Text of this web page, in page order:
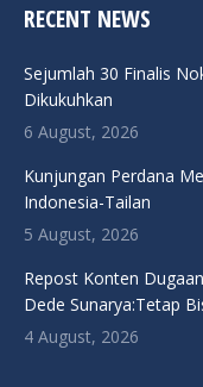
RECENT NEWS
Sejumlah 30 Finalis
Dikukuhkan
6 August, 2026
Kunjungan Perdana
Indonesia-Tailan
5 August, 2026
Repost Konten
Dede Sunarya:Tetap
4 August, 2026